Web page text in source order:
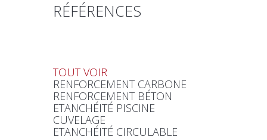
RÉFÉRENCES
TOUT VOIR
RENFORCEMENT CARBONE
RENFORCEMENT BÉTON
ETANCHÉITÉ PISCINE
CUVELAGE
ETANCHÉITÉ CIRCULABLE